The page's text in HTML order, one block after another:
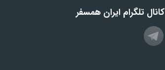
منتشر شد
کانال تلگرام ایران همسفر